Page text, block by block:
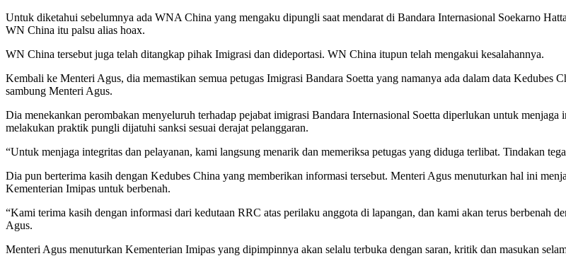
Untuk diketahui sebelumnya ada WNA China yang mengaku dipungli saat mendarat di Bandara Internasional Soekarno
WN China itu palsu alias hoax.
WN China tersebut juga telah ditangkap pihak Imigrasi dan dideportasi. WN China itupun telah mengakui kesalahannya.
Kembali ke Menteri Agus, dia memastikan semua petugas Imigrasi Bandara Soetta yang namanya ada dalam data Kedubes
sambung Menteri Agus.
Dia menekankan perombakan menyeluruh terhadap pejabat imigrasi Bandara Internasional Soetta diperlukan untuk
melakukan praktik pungli dijatuhi sanksi sesuai derajat pelanggaran.
“Untuk menjaga integritas dan pelayanan, kami langsung menarik dan memeriksa petugas yang diduga terlibat. Tindakan
Dia pun berterima kasih dengan Kedubes China yang memberikan informasi tersebut. Menteri Agus menuturkan hal ini
Kementerian Imipas untuk berbenah.
“Kami terima kasih dengan informasi dari kedutaan RRC atas perilaku anggota di lapangan, dan kami akan terus berbenah
Agus.
Menteri Agus menuturkan Kementerian Imipas yang dipimpinnya akan selalu terbuka dengan saran, kritik dan masukan